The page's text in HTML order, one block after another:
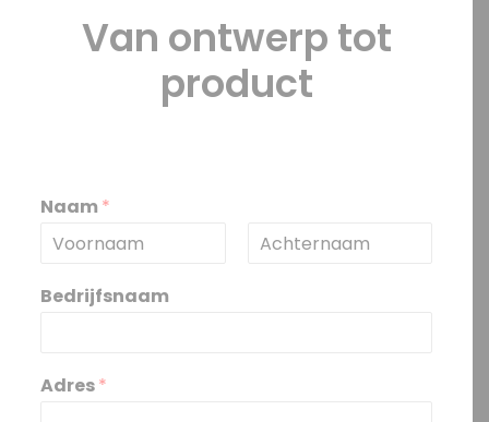
Van ontwerp tot
product
Naam *
o
o
a
m
Bedrijfsnaam
Adres*